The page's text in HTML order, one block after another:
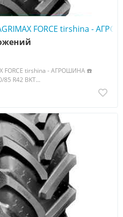
FORCE tirshina -
FORCE tirshina - АГРОШИНА ☎️
R42 BKT...